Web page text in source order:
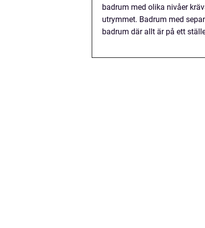
badrum med olika nivåer
utrymmet. Badrum med
badrum där allt är på ett